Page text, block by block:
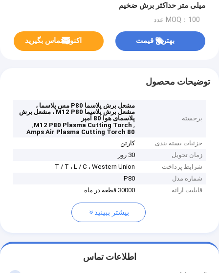
میلی متر حداکثر برش ضخیم
MOQ：100 عدد
بهترین قیمت اکنون تماس بگیرید
توضیحات محصول
برجسته
مشعل برش پلاسما P80 مس پلاسما ،
مشعل برش پلاسما M12 P80 ، مشعل برش
پلاسمای هوا 80 آمپر
,
M12 P80 Plasma Cutting Torch
,
80 Amps Air Plasma Cutting Torch
جزئیات بسته بندی
کارتن
زمان تحویل
30 روز
شرایط پرداخت
T / T ، L / C ، Western Union
شماره مدل
P80
قابلیت ارائه
30000 قطعه در ماه
بیشتر ببینید
اطلاعات تماس